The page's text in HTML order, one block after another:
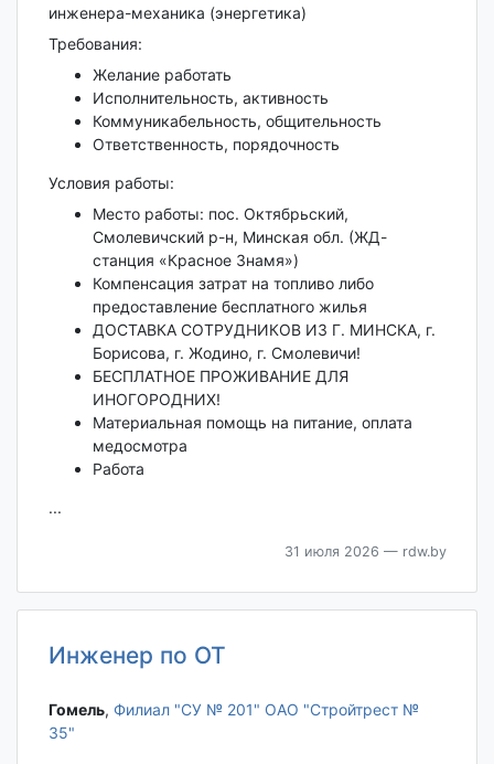
инженера-механика (энергетика)
Требования:
Желание работать
Исполнительность, активность
Коммуникабельность, общительность
Ответственность, порядочность
Условия работы:
Место работы: пос. Октябрьский,
Смолевичский р-н, Минская обл. (ЖД-
станция «Красное Знамя»)
Компенсация затрат на топливо либо
предоставление бесплатного жилья
ДОСТАВКА СОТРУДНИКОВ ИЗ Г. МИНСКА, г.
Борисова, г. Жодино, г. Смолевичи!
БЕСПЛАТНОЕ ПРОЖИВАНИЕ ДЛЯ
ИНОГОРОДНИХ!
Материальная помощь на питание, оплата
медосмотра
Работа
...
31 июля 2026 — rdw.by
Инженер по ОТ
Гомель‎, Филиал "СУ № 201" ОАО "Стройтрест №
35"